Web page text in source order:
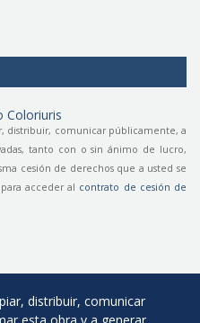
distribuir, comunicar públicamente, a
tanto con o sin ánimo de lucro,
cesión de derechos que a usted se
acceder al contrato de cesión de
distribuir, comunicar